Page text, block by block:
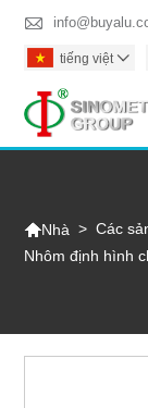

tiếng việt 
Nhà > Các
Nhôm định hình